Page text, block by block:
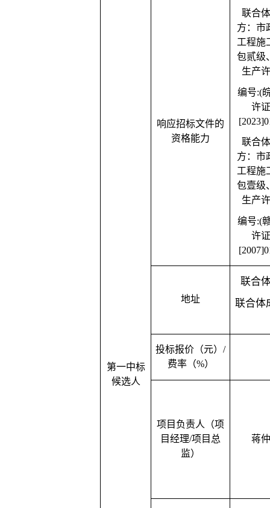
第一中标
候选人
响应招标文件的
资格能力
联合
方：市
工程施
包贰级
生产
编号:(
许
联合
方：市
工程施
包壹级
生产
编号:(
许
地址
联合
联合体
投标报价（元） /
费率（%）
项目负责人（项
目经理/项目总
监）
蒋